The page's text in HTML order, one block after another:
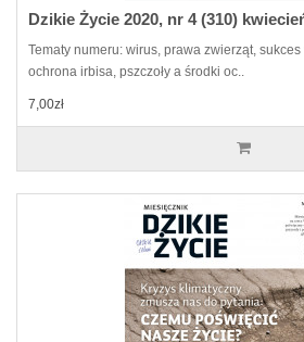
Dzikie Życie 2020, nr 4 (310)
Tematy numeru: wirus, prawa zwierząt,
ochrona irbisa, pszczoły a środki oc..
7,00zł